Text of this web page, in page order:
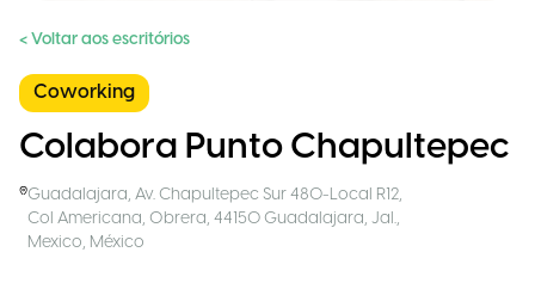
< Voltar aos escritórios
Coworking
Colabora Punto Chapultepec
Guadalajara, Av. Chapultepec Sur 480-Local R12,
Col Americana, Obrera, 44150 Guadalajara, Jal.,
Mexico, México